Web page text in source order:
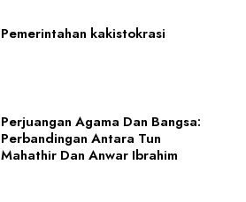
Pemerintahan kakistokrasi
Perjuangan Agama Dan Bangsa:
Perbandingan Antara Tun
Mahathir Dan Anwar Ibrahim